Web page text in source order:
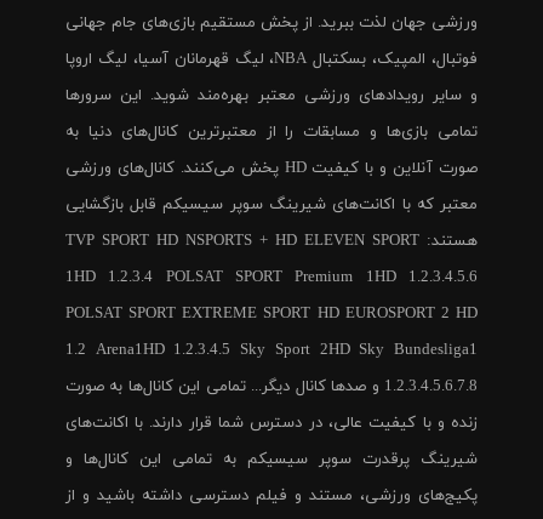
ورزشی جهان لذت ببرید. از پخش مستقیم بازی‌های جام جهانی
فوتبال، المپیک، بسکتبال NBA، لیگ قهرمانان آسیا، لیگ اروپا
و سایر رویدادهای ورزشی معتبر بهره‌مند شوید. این سرورها
تمامی بازی‌ها و مسابقات را از معتبرترین کانال‌های دنیا به
صورت آنلاین و با کیفیت HD پخش می‌کنند. کانال‌های ورزشی
معتبر که با اکانت‌های شیرینگ سوپر سیسیکم قابل بازگشایی
هستند: TVP SPORT HD NSPORTS + HD ELEVEN SPORT
1HD 1.2.3.4 POLSAT SPORT Premium 1HD 1.2.3.4.5.6
POLSAT SPORT EXTREME SPORT HD EUROSPORT 2 HD
1.2 Arena1HD 1.2.3.4.5 Sky Sport 2HD Sky Bundesliga1
1.2.3.4.5.6.7.8 و صدها کانال دیگر... تمامی این کانال‌ها به صورت
زنده و با کیفیت عالی، در دسترس شما قرار دارند. با اکانت‌های
شیرینگ پرقدرت سوپر سیسیکم به تمامی این کانال‌ها و
پکیج‌های ورزشی، مستند و فیلم دسترسی داشته باشید و از